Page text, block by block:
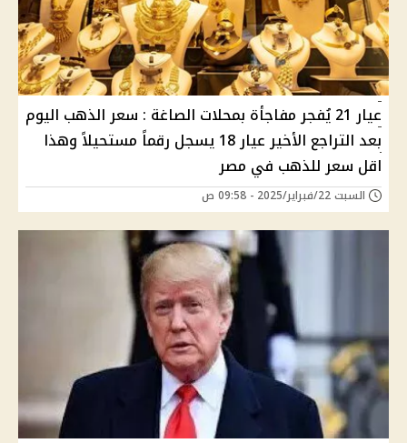
عيار 21 يُفجر مفاجأة بمحلات الصاغة : سعر الذهب اليوم
بعد التراجع الأخير عيار 18 يسجل رقماً مستحيلاً وهذا
اقل سعر للذهب في مصر
السبت 22/فبراير/2025 - 09:58 ص